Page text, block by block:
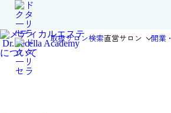
取扱サロン検索直営サロン 開業
Dr.Recella Academy
について